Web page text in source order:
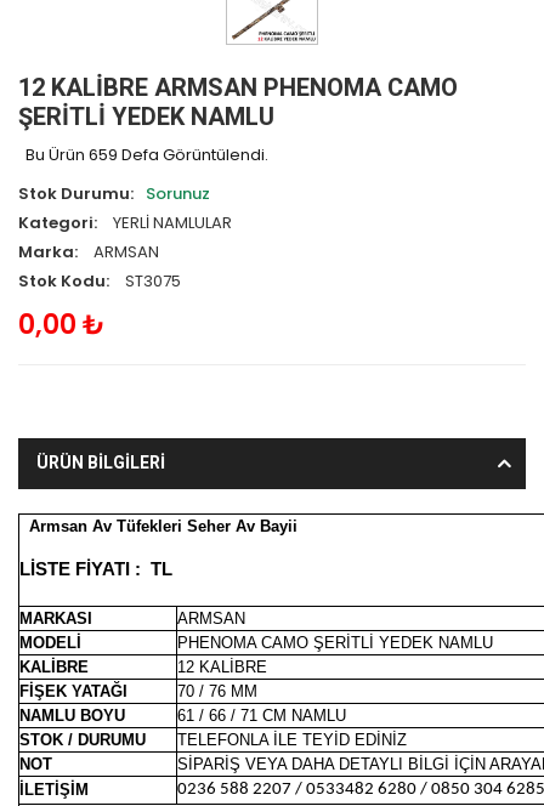
12 KALİBRE ARMSAN PHENOMA CAMO
ŞERİTLİ YEDEK NAMLU
Bu Ürün 659 Defa Görüntülendi.
Stok Durumu: Sorunuz
Kategori:
YERLİ NAMLULAR
Marka:
ARMSAN
Stok Kodu:
ST3075
0,00 ₺
ÜRÜN BİLGİLERİ
Armsan Av Tüfekleri Seher Av Bayii
LİSTE FİYATI : TL
MARKASI
ARMSAN
MODELİ
PHENOMA CAMO ŞERİTLİ YEDEK NAMLU
KALİBRE
12 KALİBRE
FİŞEK YATAĞI
70 / 76 MM
NAMLU BOYU
61 / 66 / 71 CM NAMLU
STOK / DURUMU
TELEFONLA İLE TEYİD EDİNİZ
NOT
SİPARİŞ VEYA DAHA DETAYLI BİLGİ İÇİN
İLETİŞİM
0236 588 2207 / 0533482 6280 / 0850 304